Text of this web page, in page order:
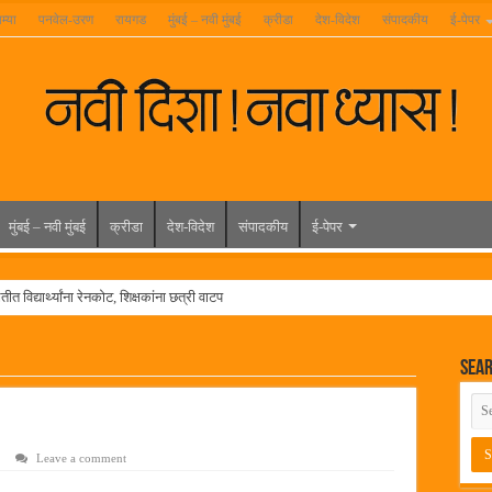
पनवेल-उरण रायगड मुंबई – नवी मुंबई क्रीडा देश-विदेश संपादकीय ई-पेपर
मुंबई – नवी मुंबई क्रीडा देश-विदेश संपादकीय ई-पेपर
विद्यार्थ्यांना रेनकोट, शिक्षकांना छत्री वाटप
वाढदिवसानिमित्त राज्यभरातून शुभेच्छांचा वर्षाव
जाहीर
Leave a comment